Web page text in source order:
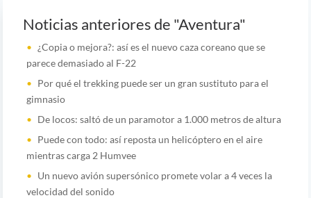
Noticias anteriores de "Aventura"
¿Copia o mejora?: así es el nuevo caza coreano que se
parece demasiado al F-22
Por qué el trekking puede ser un gran sustituto para el
gimnasio
De locos: saltó de un paramotor a 1.000 metros de altura
Puede con todo: así reposta un helicóptero en el aire
mientras carga 2 Humvee
Un nuevo avión supersónico promete volar a 4 veces la
velocidad del sonido